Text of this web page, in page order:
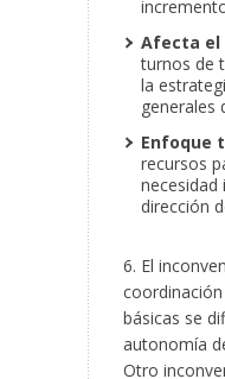
Afecta el
turnos de
la
generales
Enfoque
recursos
necesidad
dirección
6. El
básicas se
autonomía
Otro